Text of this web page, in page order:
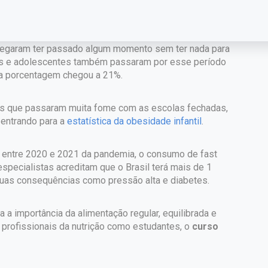
ter passado algum momento sem ter nada para
e adolescentes também passaram por esse período
chegou a 21%.
que passaram muita fome com as escolas fechadas,
para a estatística da obesidade infantil.
2020 e 2021 da pandemia, o consumo de fast
acreditam que o Brasil terá mais de 1
consequências como pressão alta e diabetes.
importância da alimentação regular, equilibrada e
da nutrição como estudantes, o curso